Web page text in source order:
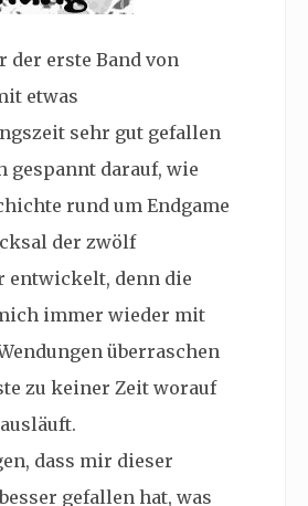
der erste Band von
etwas
sehr gut gefallen
gespannt darauf, wie
rund um Endgame
der zwölf
entwickelt, denn die
immer wieder mit
überraschen
zu keiner Zeit worauf
dass mir dieser
gefallen hat, was